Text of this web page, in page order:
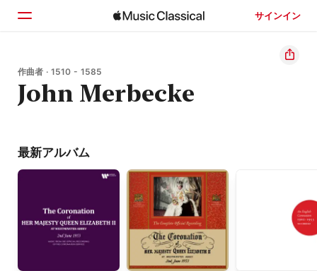
サインイン
ホーム
見つける
作曲者 · 1510 - 1585
John Merbecke
最新アルバム